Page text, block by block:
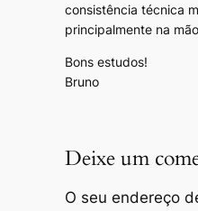
consistência técnica
principalmente na
Bons estudos!
Bruno
Deixe um
O seu endereço